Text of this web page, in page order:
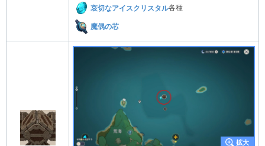
哀切なアイスクリスタル各種
魔偶の芯